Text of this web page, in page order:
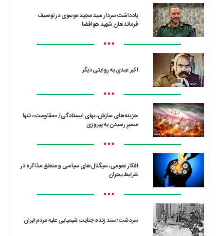
یادداشت سردار سید مجید موسوی در توصیف
فرماندهان شهید هوافضا
•••
اکبر عبدی به روایتی دیگر
•••
هزینه‌های سازش، بهای ایستادگی/ «مقاومت» تنها
مسیرِ رسیدن به پیروزی
•••
افکار عمومی، سیگنال‌های سیاسی و منطق مذاکره در
شرایط بحران
•••
سردشت؛ سند زنده جنایت شیمیایی علیه مردم ایران